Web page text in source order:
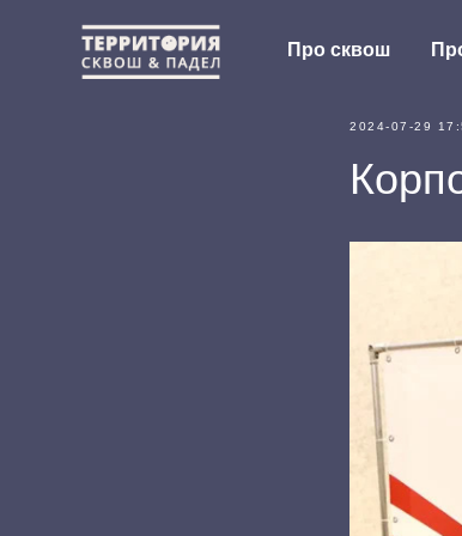
Про сквош
2024-07-29